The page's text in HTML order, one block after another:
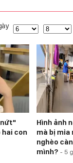
nứt"
con
Hình ảnh
mà bị mỉa
nghèo
mình? - 5